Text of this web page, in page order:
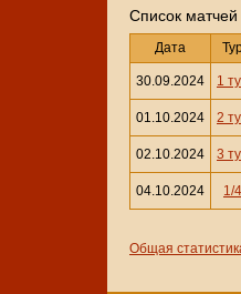
Cписок
Дата
30.09.2024 1
01.10.2024 2
02.10.2024 3
04.10.2024 1/4
Общая